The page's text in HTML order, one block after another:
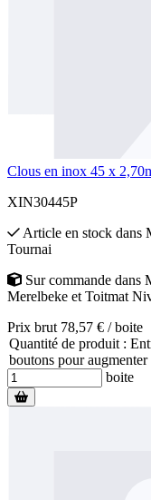
Clous en inox 45 x
XIN30445P
Article en stock dans
Tournai
Sur commande dans
Merelbeke et Toitmat
Prix brut 78,57 € / boite
Quantité de produit :
boutons pour
boite